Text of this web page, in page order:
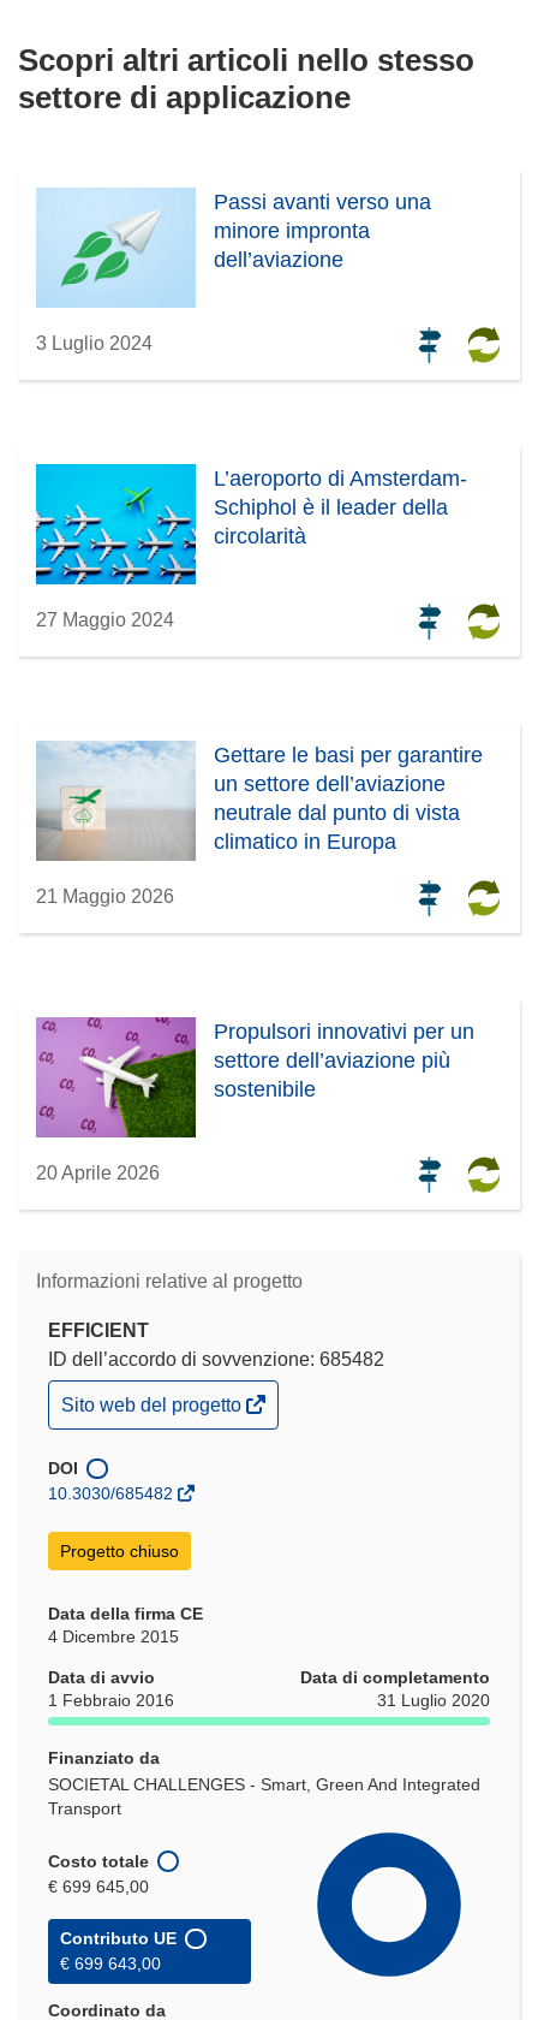
Scopri altri articoli nello stesso
settore di applicazione
Passi avanti verso una
minore impronta
dell’aviazione
3 Luglio 2024
L’aeroporto di Amsterdam-
Schiphol è il leader della
circolarità
27 Maggio 2024
Gettare le basi per garantire
un settore dell’aviazione
neutrale dal punto di vista
climatico in Europa
21 Maggio 2026
Propulsori innovativi per un
settore dell’aviazione più
sostenibile
20 Aprile 2026
Informazioni relative al progetto
EFFICIENT
ID dell’accordo di sovvenzione: 685482
(si
apre
una
nuova
Sito web del progetto
DOI
10.3030/685482
Progetto chiuso
Data della firma CE
4 Dicembre 2015
Data di avvio
1 Febbraio 2016
Data di completamento
31 Luglio 2020
Finanziato da
SOCIETAL CHALLENGES - Smart, Green And Integrated
Transport
Costo totale
€ 699 645,00
Contributo UE
€ 699 643,00
Coordinato da